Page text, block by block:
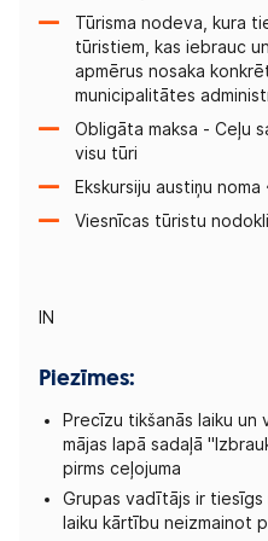
Tūrisma nodeva, kura
tūristiem, kas iebrauc
apmērus nosaka
municipalitātes
Obligāta maksa - Ceļu
visu tūri
Ekskursiju austiņu noma
Viesnīcas tūristu
IN
Piezīmes:
Precīzu tikšanās laiku
mājas lapā sadaļā
pirms ceļojuma
Grupas vadītājs ir tiesīgs
laiku kārtību neizmainot